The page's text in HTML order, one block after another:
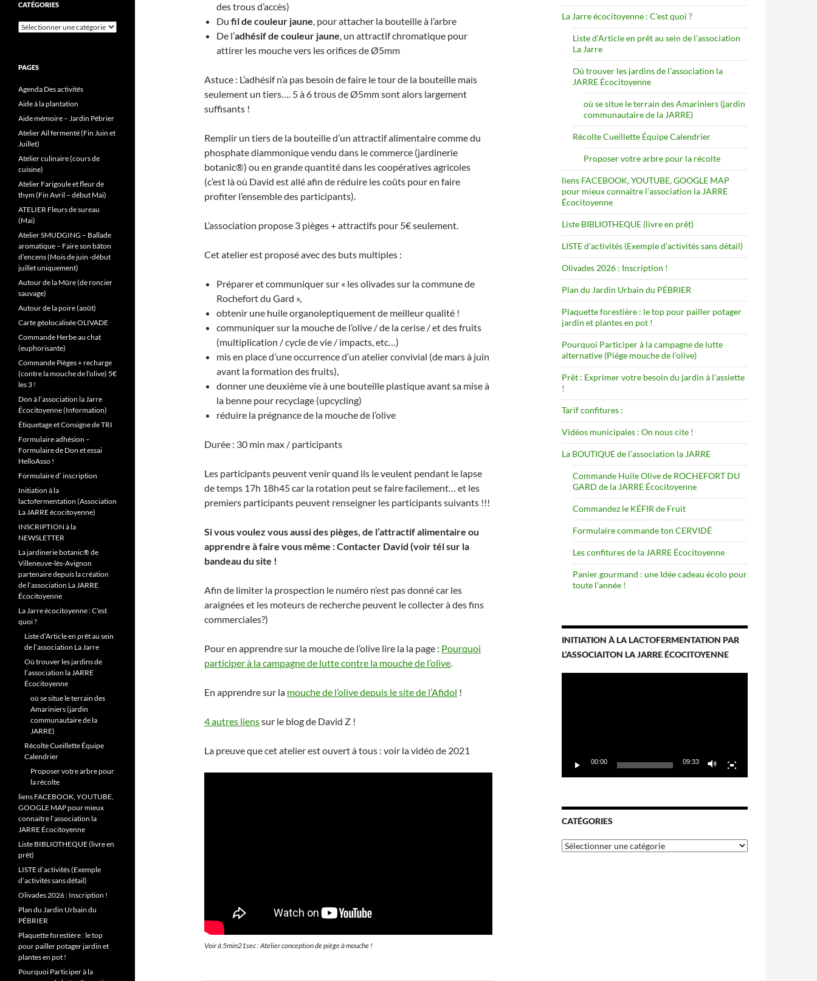
des trous d’accès)
Du fil de couleur jaune, pour attacher la bouteille à l’arbre
De l’adhésif de couleur jaune, un attractif chromatique pour
attirer les mouche vers les orifices de Ø5mm
Astuce : L’adhésif n’a pas besoin de faire le tour de la bouteille mais
seulement un tiers…. 5 à 6 trous de Ø5mm sont alors largement
suffisants !
Remplir un tiers de la bouteille d’un attractif alimentaire comme du
phosphate diammonique vendu dans le commerce (jardinerie
botanic®) ou en grande quantité dans les coopératives agricoles
(c’est là où David est allé afin de réduire les coûts pour en faire
profiter l’ensemble des participants).
L’association propose 3 pièges + attractifs pour 5€ seulement.
Cet atelier est proposé avec des buts multiples :
Préparer et communiquer sur « les olivades sur la commune de
Rochefort du Gard »,
obtenir une huile organoleptiquement de meilleur qualité !
communiquer sur la mouche de l’olive / de la cerise / et des fruits
(multiplication / cycle de vie / impacts, etc…)
mis en place d’une occurrence d’un atelier convivial (de mars à juin
avant la formation des fruits),
donner une deuxième vie à une bouteille plastique avant sa mise à
la benne pour recyclage (upcycling)
réduire la prégnance de la mouche de l’olive
Durée : 30 min max / participants
Les participants peuvent venir quand ils le veulent pendant le lapse
de temps 17h 18h45 car la rotation peut se faire facilement… et les
premiers participants peuvent renseigner les participants suivants !!!
Si vous voulez vous aussi des pièges, de l’attractif alimentaire ou
apprendre à faire vous même : Contacter David (voir tél sur la
bandeau du site !
Afin de limiter la prospection le numéro n’est pas donné car les
araignées et les moteurs de recherche peuvent le collecter à des fins
commerciales?)
Pour en apprendre sur la mouche de l’olive lire la la page : Pourquoi
participer à la campagne de lutte contre la mouche de l’olive.
En apprendre sur la mouche de l’olive depuis le site de l’Afidol !
4 autres lienssur le blog de David Z !
La preuve que cet atelier est ouvert à tous : voir la vidéo de 2021
Voir à 5min21sec : Atelier conception de piège à mouche !
La Jarre écocitoyenne : C’est quoi ?
Liste d’Article en prêt au sein de l’association
La Jarre
Où trouver les jardins de l’association la
JARRE Écocitoyenne
où se situe le terrain des Amariniers (jardin
communautaire de la JARRE)
Récolte Cueillette Équipe Calendrier
Proposer votre arbre pour la récolte
liens FACEBOOK, YOUTUBE, GOOGLE MAP
pour mieux connaitre l’association la JARRE
Écocitoyenne
Liste BIBLIOTHEQUE (livre en prêt)
LISTE d’activités (Exemple d’activités sans détail)
Olivades 2026 : Inscription !
Plan du Jardin Urbain du PÉBRIER
Plaquette forestière : le top pour pailler potager
jardin et plantes en pot !
Pourquoi Participer à la campagne de lutte
alternative (Piége mouche de l’olive)
Prêt : Exprimer votre besoin du jardin à l’assiette
!
Tarif confitures :
Vidéos municipales : On nous cite !
La BOUTIQUE de l’association la JARRE
Commande Huile Olive de ROCHEFORT DU
GARD de la JARRE Écocitoyenne
Commandez le KÉFIR de Fruit
Formulaire commande ton CERVIDÉ
Les confitures de la JARRE Écocitoyenne
Panier gourmand : une Idée cadeau écolo pour
toute l’année !
INITIATION À LA LACTOFERMENTATION PAR
L’ASSOCIAITON LA JARRE ÉCOCITOYENNE
00:00 09:33
CATÉGORIES
Catégories
CATÉGORIES
Catégories
PAGES
Agenda Des activités
Aide à la plantation
Aide mémoire – Jardin Pébrier
Atelier Ail fermenté (Fin Juin et
Juillet)
Atelier culinaire (cours de
cuisine)
Atelier Farigoule et fleur de
thym (Fin Avril – début Mai)
ATELIER Fleurs de sureau
(Mai)
Atelier SMUDGING – Ballade
aromatique – Faire son bâton
d’encens (Mois de juin -début
juillet uniquement)
Autour de la Mûre (de roncier
sauvage)
Autour de la poire (août)
Carte géolocalisée OLIVADE
Commande Herbe au chat
(euphorisante)
Commande Pièges + recharge
(contre la mouche de l’olive) 5€
les 3 !
Don à l’association la Jarre
Écocitoyenne (Information)
Étiquetage et Consigne de TRI
Formulaire adhésion –
Formulaire de Don et essai
HelloAsso !
Formulaire d’ inscription
Initiation à la
lactofermentation (Association
La JARRE écocitoyenne)
INSCRIPTION à la
NEWSLETTER
La jardinerie botanic® de
Villeneuve-lès-Avignon
partenaire depuis la création
de l’association La JARRE
Écocitoyenne
La Jarre écocitoyenne : C’est
quoi ?
Liste d’Article en prêt au sein
de l’association La Jarre
Où trouver les jardins de
l’association la JARRE
Écocitoyenne
où se situe le terrain des
Amariniers (jardin
communautaire de la
JARRE)
Récolte Cueillette Équipe
Calendrier
Proposer votre arbre pour
la récolte
liens FACEBOOK, YOUTUBE,
GOOGLE MAP pour mieux
connaitre l’association la
JARRE Écocitoyenne
Liste BIBLIOTHEQUE (livre en
prêt)
LISTE d’activités (Exemple
d’activités sans détail)
Olivades 2026 : Inscription !
Plan du Jardin Urbain du
PÉBRIER
Plaquette forestière : le top
pour pailler potager jardin et
plantes en pot !
Pourquoi Participer à la